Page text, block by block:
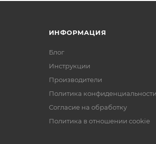
ИНФОРМАЦИЯ
Блог
Инструкции
Производители
Политика конфиденциальности
Согласие на обработку
Политика в отношении cookie